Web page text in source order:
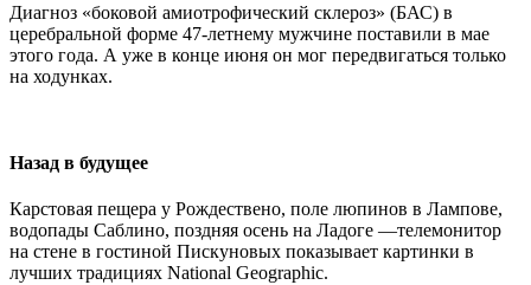
Диагноз «боковой амиотрофический склероз» (БАС) в
церебральной форме 47-летнему мужчине поставили в мае
этого года. А уже в конце июня он мог передвигаться только
на ходунках.
Назад в будущее
Карстовая пещера у Рождествено, поле люпинов в Лампове,
водопады Саблино, поздняя осень на Ладоге —телемонитор
на стене в гостиной Пискуновых показывает картинки в
лучших традициях National Geographic.